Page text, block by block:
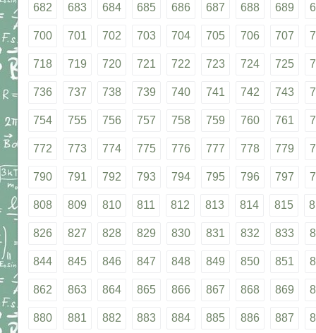
682 683 684 685 686 687 688 689
700 701 702 703 704 705 706 707
718 719 720 721 722 723 724 725
736 737 738 739 740 741 742 743
754 755 756 757 758 759 760 761
772 773 774 775 776 777 778 779
790 791 792 793 794 795 796 797
808 809 810 811 812 813 814 815
826 827 828 829 830 831 832 833
844 845 846 847 848 849 850 851
862 863 864 865 866 867 868 869
880 881 882 883 884 885 886 887